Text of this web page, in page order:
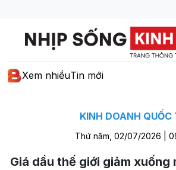
Xem nhiềuTin mới
KINH DOANH QUỐC
Thứ năm, 02/07/2026 |
Giá dầu thế giới giảm xuống